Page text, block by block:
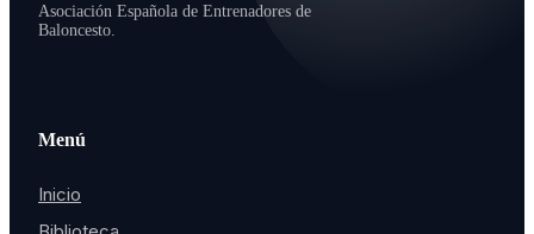
Baloncesto.
Menú
Inicio
Biblioteca